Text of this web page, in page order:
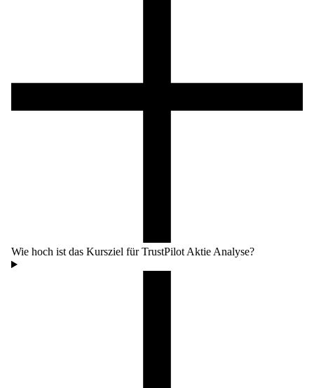
Wie hoch ist das Kursziel für TrustPilot Aktie Analyse?